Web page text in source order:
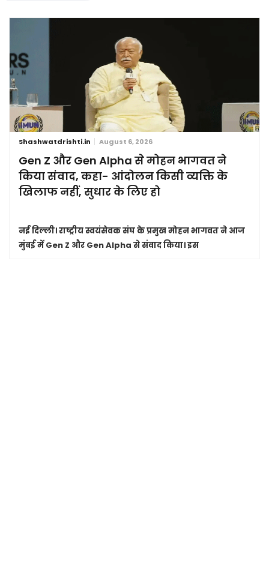
Shashwatdrishti.in August 6, 2026
Gen Z और Gen Alpha से मोहन भागवत ने
किया संवाद, कहा- आंदोलन किसी व्यक्ति के
खिलाफ नहीं, सुधार के लिए हो
नई दिल्ली।राष्ट्रीय स्वयंसेवक संघ के प्रमुख मोहन भागवत ने आज
मुंबई में Gen Z और Gen Alpha से संवाद किया। इस